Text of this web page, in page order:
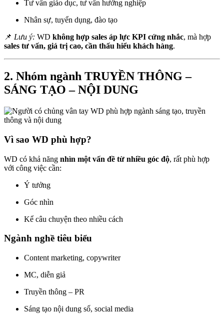
Tư vấn giáo dục, tư vấn hướng nghiệp
Nhân sự, tuyển dụng, đào tạo
📌 Lưu ý: WD không hợp sales áp lực KPI cứng nhắc, mà hợp
sales tư vấn, giá trị cao, cần thấu hiểu khách hàng.
2. Nhóm ngành TRUYỀN THÔNG –
SÁNG TẠO – NỘI DUNG
Vì sao WD phù hợp?
WD có khả năng nhìn một vấn đề từ nhiều góc độ, rất phù hợp
với công việc cần:
Ý tưởng
Góc nhìn
Kể câu chuyện theo nhiều cách
Ngành nghề tiêu biểu
Content marketing, copywriter
MC, diễn giả
Truyền thông – PR
Sáng tạo nội dung số, social media